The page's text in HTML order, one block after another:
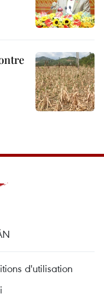
d'utilisation